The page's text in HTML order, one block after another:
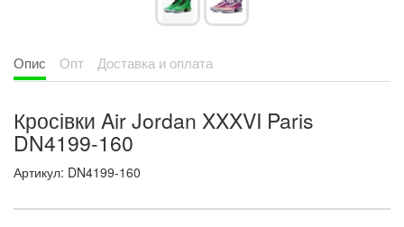
Опис Опт Доставка и оплата
Кросівки Air Jordan XXXVI Paris
DN4199-160
Артикул: DN4199-160